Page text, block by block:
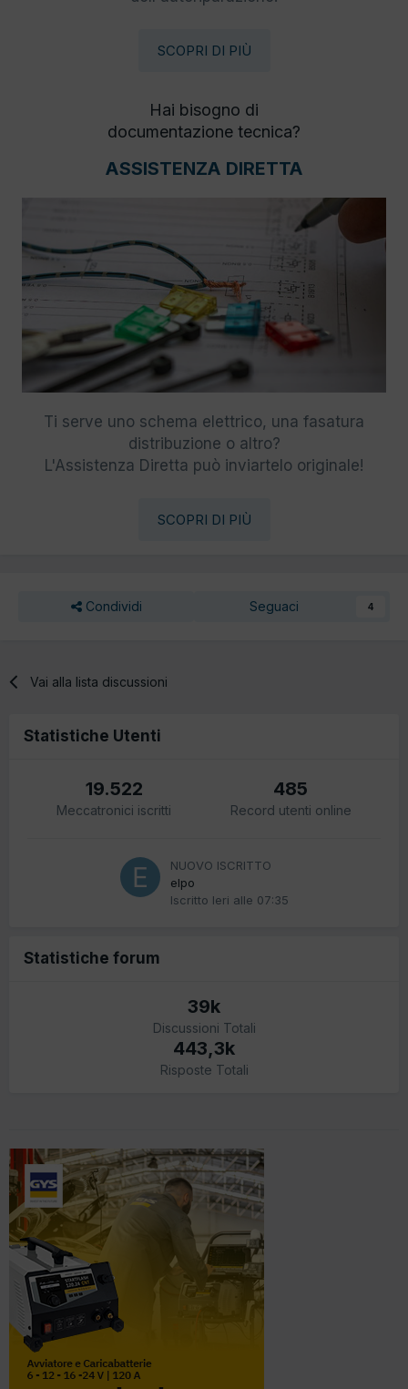
SCOPRI DI PIÙ
Hai bisogno di
documentazione tecnica?
ASSISTENZA DIRETTA
Ti serve uno schema elettrico, una fasatura
distribuzione o altro?
L'Assistenza Diretta può inviartelo originale!
SCOPRI DI PIÙ
Condividi Seguaci 4
Vai alla lista discussioni
Statistiche Utenti
19.522
Meccatronici iscritti
485
Record utenti online
NUOVO ISCRITTO
elpo
Iscritto Ieri alle 07:35
Statistiche forum
39k
Discussioni Totali
443,3k
Risposte Totali